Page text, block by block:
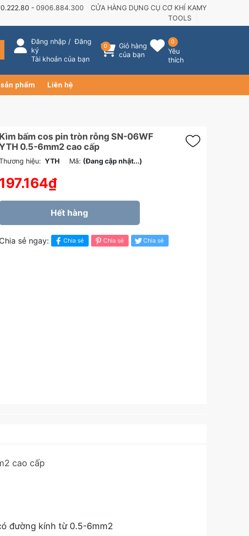
- 0906.884.300
CỬA HÀNG DỤNG CỤ CƠ KHÍ KAMY
TOOLS
Đăng nhập /Đăng
ký
Tài khoản của bạn
0
Giỏ hàng
của bạn
0
Yêu
thích
phẩm Liên hệ
Kìm bấm cos pin tròn rỗng SN-06WF
0.5-6mm2 cao cấp
hiệu: YTH Mã: (Đang cập nhật...)
197.164₫
Hết hàng
Chia sẻ ngay: Chia sẻ Chia sẻ Chia sẻ
cao cấp
đường kính từ 0.5-6mm2